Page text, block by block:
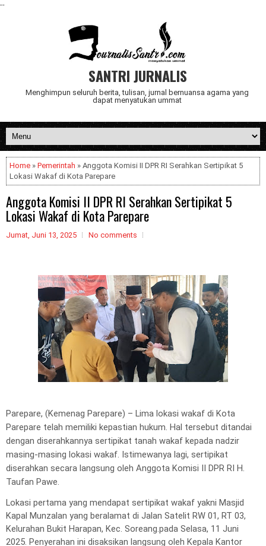
--
SANTRI JURNALIS
Menghimpun seluruh berita, tulisan, jurnal bernuansa agama yang
dapat menyatukan ummat
Home » Pemerintah » Anggota Komisi II DPR RI Serahkan Sertipikat 5
Lokasi Wakaf di Kota Parepare
Anggota Komisi II DPR RI Serahkan Sertipikat 5
Lokasi Wakaf di Kota Parepare
Jumat, Juni 13, 2025 No comments
Parepare, (Kemenag Parepare) – Lima lokasi wakaf di Kota
Parepare telah memiliki kepastian hukum. Hal tersebut ditandai
dengan diserahkannya sertipikat tanah wakaf kepada nadzir
masing-masing lokasi wakaf. Istimewanya lagi, sertipikat
diserahkan secara langsung oleh Anggota Komisi II DPR RI H.
Taufan Pawe.
Lokasi pertama yang mendapat sertipikat wakaf yakni Masjid
Kapal Munzalan yang beralamat di Jalan Satelit RW 01, RT 03,
Kelurahan Bukit Harapan, Kec. Soreang.pada Selasa, 11 Juni
2025. Penyerahan ini disaksikan langsung oleh Kepala Kantor